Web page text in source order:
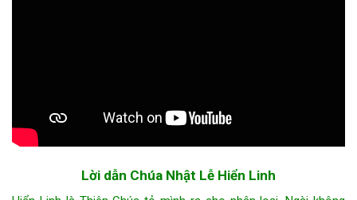
Lời dẫn Chúa Nhật Lễ Hiển Linh